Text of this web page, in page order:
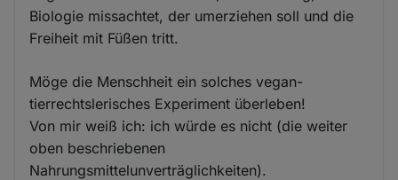
Biologie missachtet, der umerziehen soll und die
Freiheit mit Füßen tritt.
Möge die Menschheit ein solches vegan-
tierrechtslerisches Experiment überleben!
Von mir weiß ich: ich würde es nicht (die weiter
oben beschriebenen
Nahrungsmittelunverträglichkeiten).